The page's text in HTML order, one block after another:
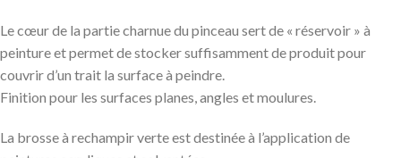
Le cœur de la partie charnue du pinceau sert de « réservoir » à
peinture et permet de stocker suffisamment de produit pour
couvrir d’un trait la surface à peindre.
Finition pour les surfaces planes, angles et moulures.
La brosse à rechampir verte est destinée à l’application de